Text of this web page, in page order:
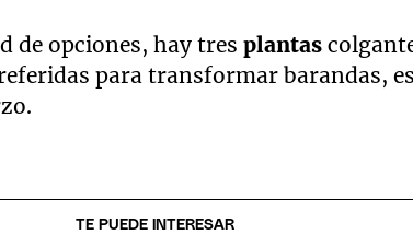
de opciones, hay tresplantas
para transformar barandas,
TE PUEDE INTERESAR